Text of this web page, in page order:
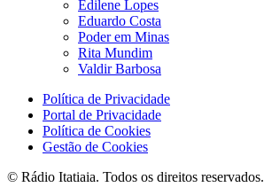
Edilene Lopes
Eduardo Costa
Poder em Minas
Rita Mundim
Valdir Barbosa
Política de Privacidade
Portal de Privacidade
Política de Cookies
Gestão de Cookies
© Rádio Itatiaia. Todos os direitos reservados.